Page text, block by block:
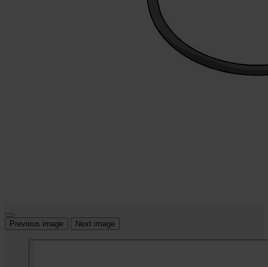
Previous image Next image